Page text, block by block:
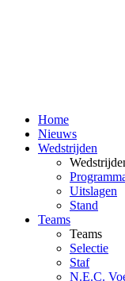
Home
Nieuws
Wedstrijden
Uitslagen
Stand
Teams
Teams
Selectie
Staf
N.E.C.